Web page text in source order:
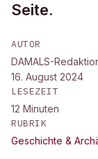
Seite.
AUTOR
DAMALS-
16. August 2024
LESEZEIT
12 Minuten
RUBRIK
Geschichte &